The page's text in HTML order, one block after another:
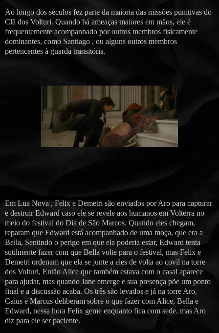
Ao longo dos séculos fez parte da maioria das missões punitivas do
Clã dos Volturi. Quando há ameaças maiores em mãos, ele é
frequentemente acompanhado por outros membros fisicamente
dominantes, como Santiago , ou alguns outros membros
pertencentes à guarda transitória.
Em Lua Nova , Felix e Demetri são enviados por Aro para capturar
e destruir Edward caso ele se revele aos humanos em Volterra no
meio do festival do Dia de São Marcos. Quando eles chegam,
reparam que Edward está acompanhado de uma moça, que era a
Bella, Sentindo o perigo em que ela poderia estar, Edward tenta
sutilmente fazer com que Bella volte para o festival, mas Felix e
Demetri ordenam que ela se junte a eles de volta ao covil na torre
dos Volturi, Então Alice que também estava com o casal aparece
para ajudar, mas quando Jane emerge e sua presença põe um ponto
final e a discussão acaba. Os três são levados e já na torre Aro,
Caius e Marcus deliberam sobre o que fazer com Alice, Bella e
Edward, nessa hora Felix geme enquanto fica com sede, mas Aro
diz para ele ser paciente.